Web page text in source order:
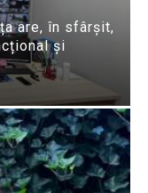
are, în sfârșit,
și